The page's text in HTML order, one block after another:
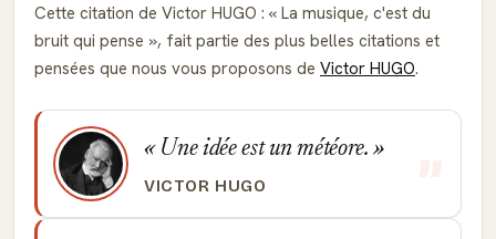
Cette citation de Victor HUGO :
La musique, c'est du
bruit qui pense
, fait partie des plus belles citations et
pensées que nous vous proposons de Victor HUGO.
Une idée est un météore.
VICTOR HUGO